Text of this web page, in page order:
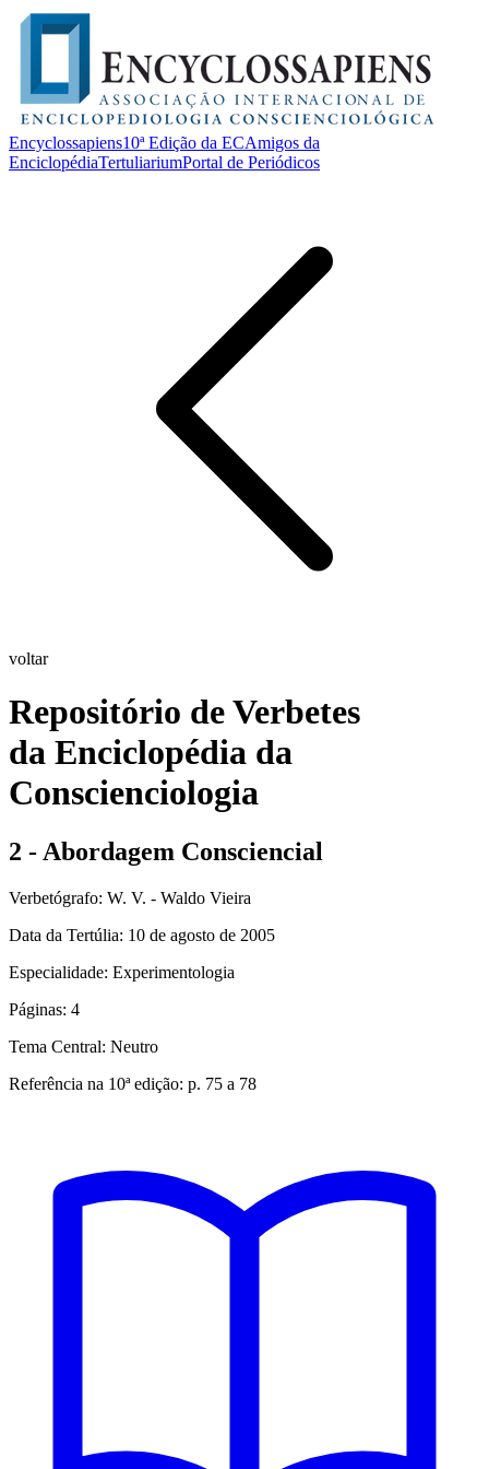
Encyclossapiens10ª Edição da ECAmigos da
EnciclopédiaTertuliariumPortal de Periódicos
voltar
Repositório de Verbetes
da Enciclopédia da
Conscienciologia
2 - Abordagem Consciencial
Verbetógrafo: W. V. - Waldo Vieira
Data da Tertúlia: 10 de agosto de 2005
Especialidade: Experimentologia
Páginas: 4
Tema Central: Neutro
Referência na 10ª edição: p. 75 a 78